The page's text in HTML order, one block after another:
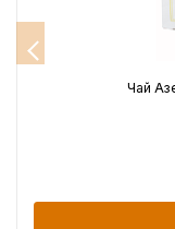
Чай